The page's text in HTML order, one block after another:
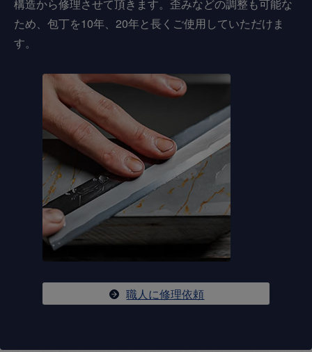
構造から修理させて頂きます。歪みなどの調整も可能な
ため、包丁を10年、20年と長くご使用していただけま
す。
職人に修理依頼